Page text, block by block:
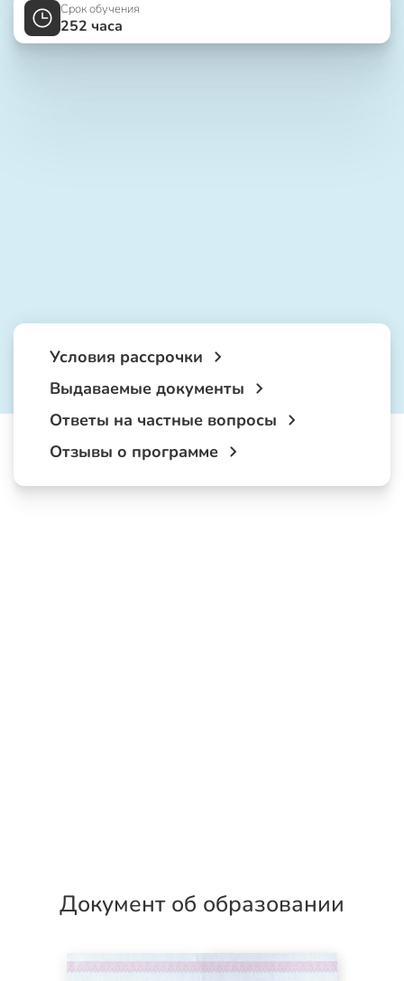
Срок обучения
252 часа
Условия рассрочки
Выдаваемые документы
Ответы на частные вопросы
Отзывы о программе
Документ об образовании